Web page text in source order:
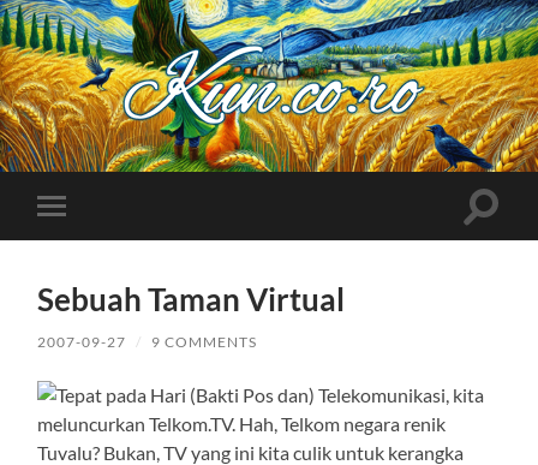
Kuncoro++
Toggle
mobile
Toggle
Sebuah Taman Virtual
2007-09-27 / 9 COMMENTS
Tepat pada Hari (Bakti Pos dan) Telekomunikasi, kita
meluncurkan Telkom.TV. Hah, Telkom negara renik
Tuvalu? Bukan, TV yang ini kita culik untuk kerangka